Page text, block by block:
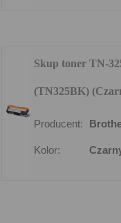
Skup toner TN-
(TN325BK)
Producent:
Kolor: